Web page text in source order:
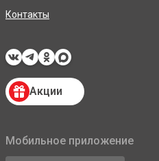
Контакты
Акции
Мобильное приложение